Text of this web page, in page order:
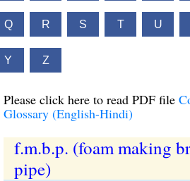
Q R S T U
Y Z
Please click here to read PDF file
Glossary (English-Hindi)
f.m.b.p. (foam making
pipe)